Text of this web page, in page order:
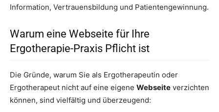
Information, Vertrauensbildung und Patientengewinnung.
Warum eine Webseite für Ihre
Ergotherapie-Praxis Pflicht ist
Die Gründe, warum Sie als Ergotherapeutin oder
Ergotherapeut nicht auf eine eigene Webseite verzichten
können, sind vielfältig und überzeugend: